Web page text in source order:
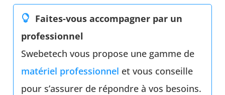
Faites-vous accompagner par un
professionnel
Swebetech vous propose une gamme de
matériel professionnel et vous conseille
pour s’assurer de répondre à vos besoins.